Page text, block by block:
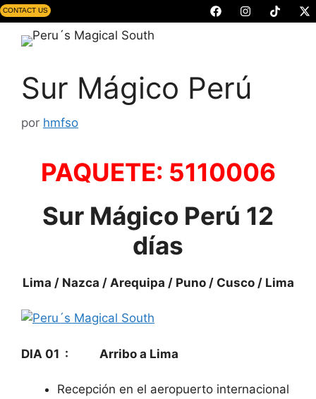
CONTACT US
Sur Mágico Perú
por hmfso
PAQUETE: 5110006
Sur Mágico Perú 12
días
Lima / Nazca / Arequipa / Puno / Cusco / Lima
DIA 01 : Arribo a Lima
Recepción en el aeropuerto internacional